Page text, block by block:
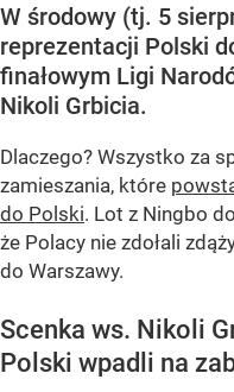
W środowy (tj. 5
reprezentacji Polski
finałowym Ligi
Nikoli Grbicia.
Dlaczego? Wszystko za
zamieszania, które
do Polski. Lot z Ningbo
że Polacy nie zdołali
do Warszawy.
Scenka ws. Nikoli
Polski wpadli na